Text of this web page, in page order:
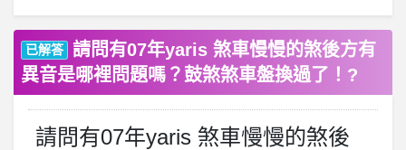
已解答
請問有07年yaris 煞車慢慢的煞後方有
異音是哪裡問題嗎？鼓煞煞車盤換過了！?
請問有07年yaris 煞車慢慢的煞後